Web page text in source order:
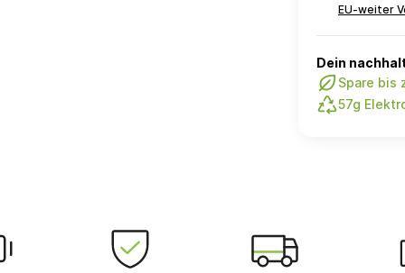
EU-weiter
Dein
Spare bis
57g